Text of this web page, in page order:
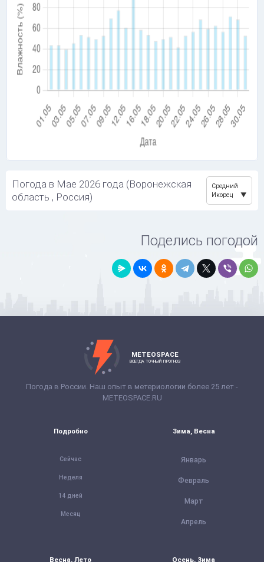
Погода в Мае 2026 года (Воронежская
область , Россия)
Средний
Икорец
Поделись погодой
METEOSPACE
ВСЕГДА ТОЧНЫЙ ПРОГНОЗ
Погода в России. Наш опыт в метериологии более 25 лет -
METEOSPACE.RU
Подробно
Сейчас
Неделя
14 дней
Месяц
Зима, Весна
Январь
Февраль
Март
Апрель
Весна, Лето Осень, Зима